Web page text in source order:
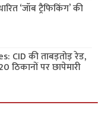
‘जॉब ट्रैफिकिंग’ की
CID की ताबड़तोड़ रेड,
ठिकानों पर छापेमारी